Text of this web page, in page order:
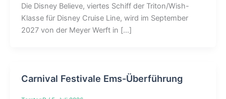
Die Disney Believe, viertes Schiff der Triton/Wish-
Klasse für Disney Cruise Line, wird im September
2027 von der Meyer Werft in […]
Carnival Festivale Ems-Überführung